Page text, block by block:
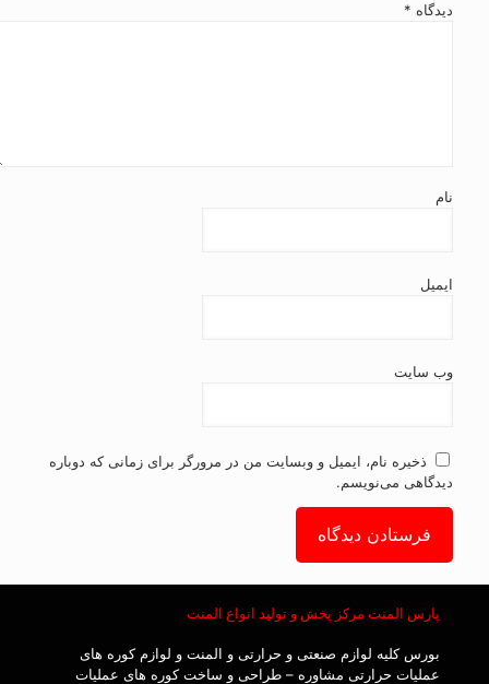
دیدگاه *
نام
ایمیل
وب‌ سایت
ذخیره نام، ایمیل و وبسایت من در مرورگر برای زمانی که دوباره
دیدگاهی می‌نویسم.
پارس المنت مرکز پخش و تولید انواع المنت
بورس کلیه لوازم صنعتی و حرارتی و المنت و لوازم کوره های
عملیات حرارتی مشاوره – طراحی و ساخت کوره های عملیات